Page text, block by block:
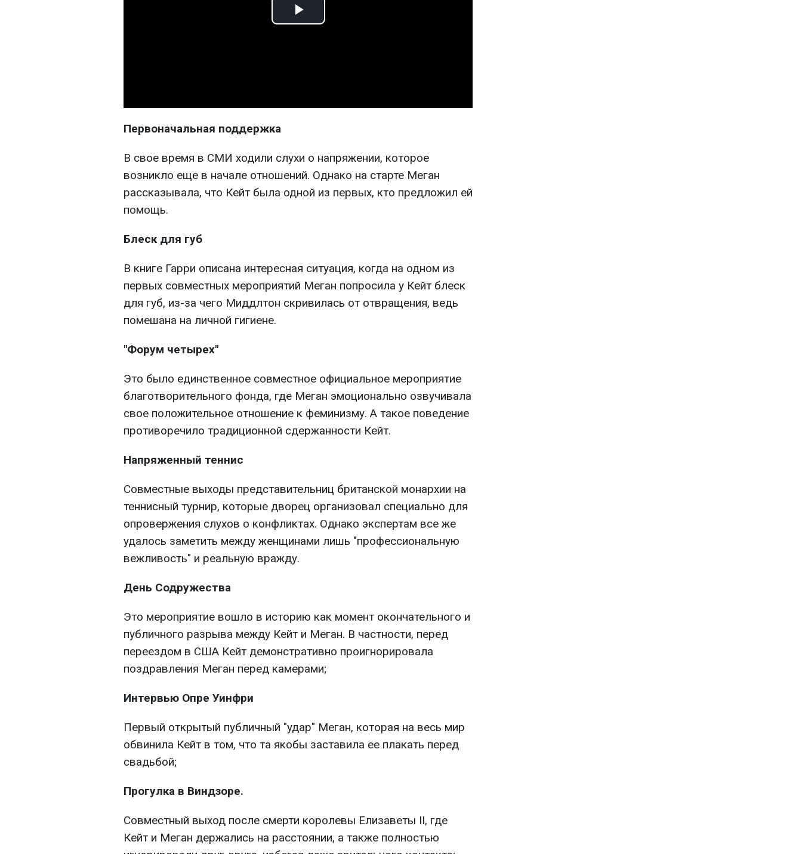
Play
Первоначальная поддержка
В свое время в СМИ ходили слухи о напряжении, которое
возникло еще в начале отношений. Однако на старте Меган
рассказывала, что Кейт была одной из первых, кто предложил ей
помощь.
Блеск для губ
В книге Гарри описана интересная ситуация, когда на одном из
первых совместных мероприятий Меган попросила у Кейт блеск
для губ, из-за чего Миддлтон скривилась от отвращения, ведь
помешана на личной гигиене.
"Форум четырех"
Это было единственное совместное официальное мероприятие
благотворительного фонда, где Меган эмоционально озвучивала
свое положительное отношение к феминизму. А такое поведение
противоречило традиционной сдержанности Кейт.
Напряженный теннис
Совместные выходы представительниц британской монархии на
теннисный турнир, которые дворец организовал специально для
опровержения слухов о конфликтах. Однако экспертам все же
удалось заметить между женщинами лишь "профессиональную
вежливость" и реальную вражду.
День Содружества
Это мероприятие вошло в историю как момент окончательного и
публичного разрыва между Кейт и Меган. В частности, перед
переездом в США Кейт демонстративно проигнорировала
поздравления Меган перед камерами;
Интервью Опре Уинфри
Первый открытый публичный "удар" Меган, которая на весь мир
обвинила Кейт в том, что та якобы заставила ее плакать перед
свадьбой;
Прогулка в Виндзоре.
Совместный выход после смерти королевы Елизаветы II, где
Кейт и Меган держались на расстоянии, а также полностью